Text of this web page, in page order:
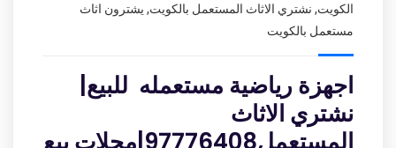
الكويت, نشتري الاثاث المستعمل بالكويت, يشترون اثاث
مستعمل بالكويت
اجهزة رياضية مستعمله للبيع|
نشتري الاثاث
المستعمل97776408|محلات بيع